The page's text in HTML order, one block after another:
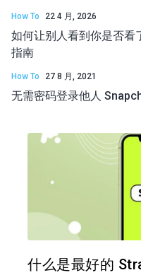
How To 22 4 月, 2026
如何让别人看到你是否
指南
How To 27 8 月, 2021
无需密码登录他人
什么是最好的